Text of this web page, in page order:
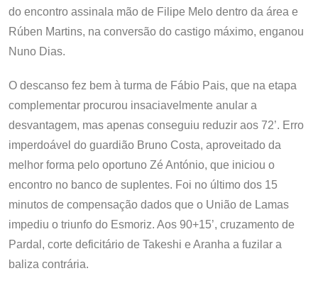
do encontro assinala mão de Filipe Melo dentro da área e
Rúben Martins, na conversão do castigo máximo, enganou
Nuno Dias.
O descanso fez bem à turma de Fábio Pais, que na etapa
complementar procurou insaciavelmente anular a
desvantagem, mas apenas conseguiu reduzir aos 72’. Erro
imperdoável do guardião Bruno Costa, aproveitado da
melhor forma pelo oportuno Zé António, que iniciou o
encontro no banco de suplentes. Foi no último dos 15
minutos de compensação dados que o União de Lamas
impediu o triunfo do Esmoriz. Aos 90+15’, cruzamento de
Pardal, corte deficitário de Takeshi e Aranha a fuzilar a
baliza contrária.